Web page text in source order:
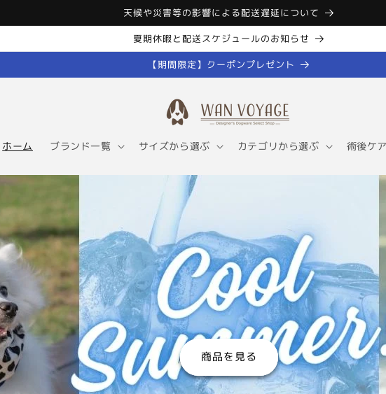
天候や災害等の影響による配送遅延について
夏期休暇と配送スケジュールのお知らせ
【期間限定】クーポンプレゼント
ホーム ブランド一覧 サイズから選ぶ カテゴリから選ぶ 術後ケ
商品を見る